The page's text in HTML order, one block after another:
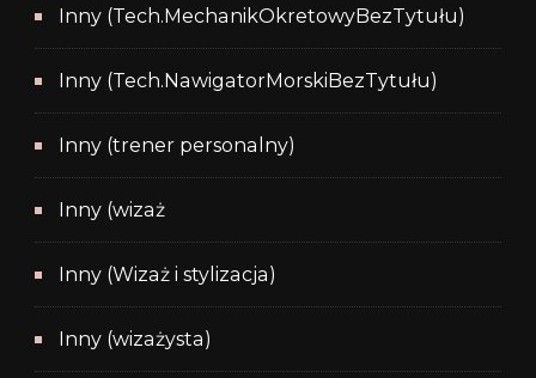
Inny (Tech.MechanikOkretowyBezTytułu)
Inny (Tech.NawigatorMorskiBezTytułu)
Inny (trener personalny)
Inny (wizaż
Inny (Wizaż i stylizacja)
Inny (wizażysta)